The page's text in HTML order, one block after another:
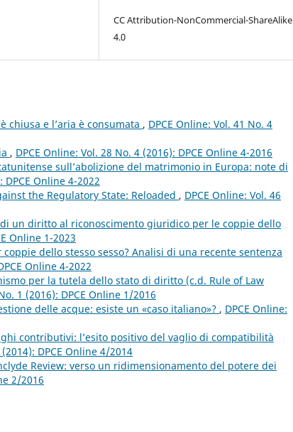
CC Attribution-NonCommercial-ShareAlike
4.0
chiusa e l’aria è consumata , DPCE Online: Vol. 41 No. 4
, DPCE Online: Vol. 28 No. 4 (2016): DPCE Online 4-2016
sull’abolizione del matrimonio in Europa: note di
DPCE Online 4-2022
the Regulatory State: Reloaded , DPCE Online: Vol. 46
di un diritto al riconoscimento giuridico per le coppie dello
Online 1-2023
dello stesso sesso? Analisi di una recente sentenza
Online 4-2022
per la tutela dello stato di diritto (c.d. Rule of Law
1 (2016): DPCE Online 1/2016
delle acque: esiste un «caso italiano»? , DPCE Online:
contributivi: l’esito positivo del vaglio di compatibilità
DPCE Online 4/2014
Review: verso un ridimensionamento del potere dei
2/2016